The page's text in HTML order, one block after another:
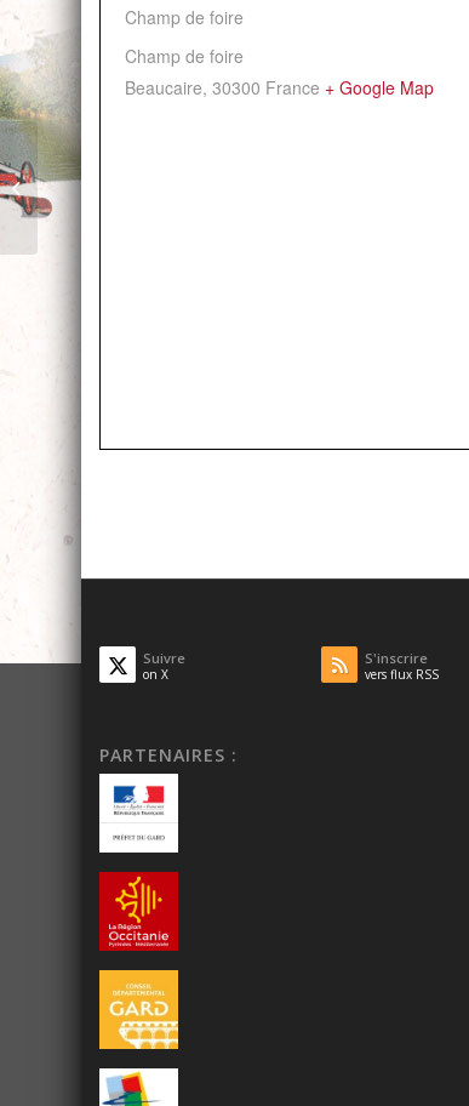
Champ de foire
Champ de foire
Beaucaire, 30300 France + Google Map
Suivre
on X
S'inscrire
vers flux RSS
PARTENAIRES :
Spectacle de fin
d’année du
conservatoire – Danse